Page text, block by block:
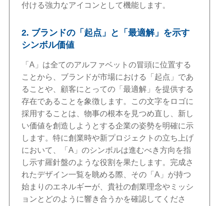
付ける強力なアイコンとして機能します。
2. ブランドの「起点」と「最適解」を示す
シンボル価値
「A」は全てのアルファベットの冒頭に位置する
ことから、ブランドが市場における「起点」であ
ることや、顧客にとっての「最適解」を提供する
存在であることを象徴します。この文字をロゴに
採用することは、物事の根本を見つめ直し、新し
い価値を創造しようとする企業の姿勢を明確に示
します。特に創業時や新プロジェクトの立ち上げ
において、「A」のシンボルは進むべき方向を指
し示す羅針盤のような役割を果たします。完成さ
れたデザイン一覧を眺める際、その「A」が持つ
始まりのエネルギーが、貴社の創業理念やミッシ
ョンとどのように響き合うかを確認してくださ